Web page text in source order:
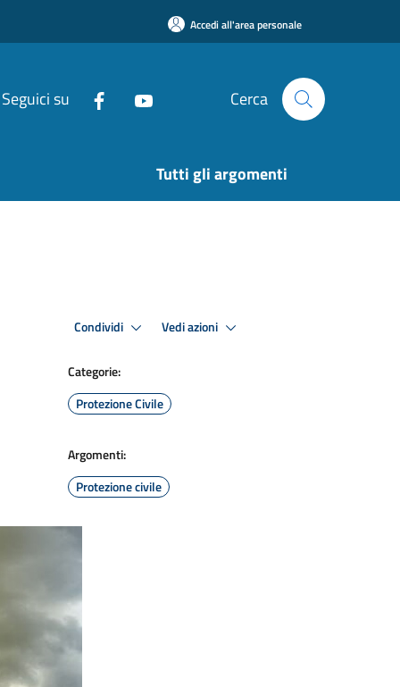
Accedi all'area personale
Seguici su Cerca
Tutti gli argomenti
Condividi Vedi azioni
Categorie:
Protezione Civile
Argomenti:
Protezione civile